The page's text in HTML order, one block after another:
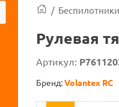
/ Беспилотники
Рулевая
Артикул:
Бренд:Volantex RC